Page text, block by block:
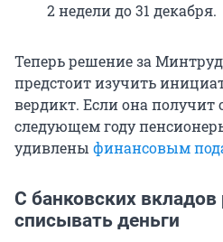
2 недели до 31 декабря.
Теперь решение за
предстоит изучить
вердикт. Если она получит
следующем году
удивлены финансовым
С банковских вкладов
списывать деньги